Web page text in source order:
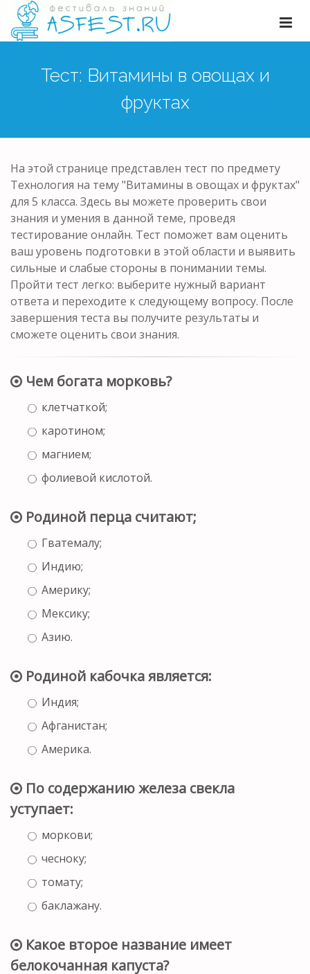
Тест: Витамины в овощах и
фруктах
На этой странице представлен тест по предмету
Технология на тему "Витамины в овощах и фруктах"
для 5 класса. Здесь вы можете проверить свои
знания и умения в данной теме, проведя
тестирование онлайн. Тест поможет вам оценить
ваш уровень подготовки в этой области и выявить
сильные и слабые стороны в понимании темы.
Пройти тест легко: выберите нужный вариант
ответа и переходите к следующему вопросу. После
завершения теста вы получите результаты и
сможете оценить свои знания.
Чем богата морковь?
клетчаткой;
каротином;
магнием;
фолиевой кислотой.
Родиной перца считают;
Гватемалу;
Индию;
Америку;
Мексику;
Азию.
Родиной кабочка является:
Индия;
Афганистан;
Америка.
По содержанию железа свекла
уступает:
моркови;
чесноку;
томату;
баклажану.
Какое второе название имеет
белокочанная капуста?